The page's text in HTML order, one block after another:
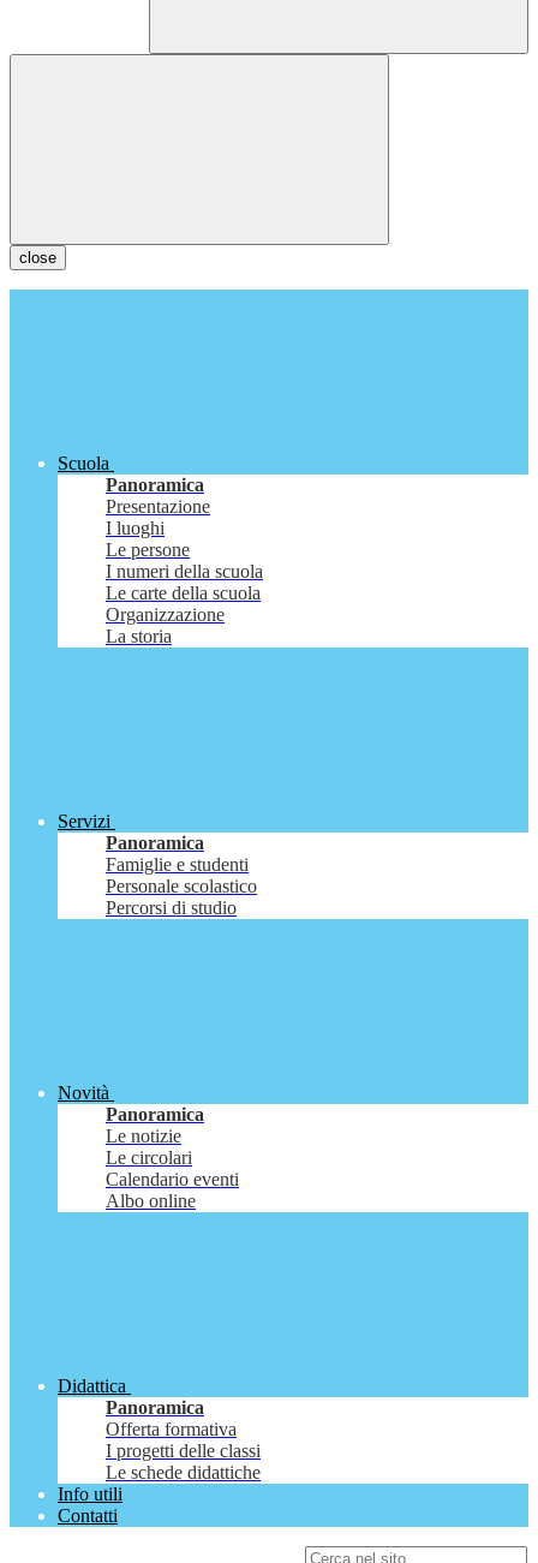
close
Scuola
Panoramica
Presentazione
I luoghi
Le persone
I numeri della scuola
Le carte della scuola
Organizzazione
La storia
Servizi
Panoramica
Famiglie e studenti
Personale scolastico
Percorsi di studio
Novità
Panoramica
Le notizie
Le circolari
Calendario eventi
Albo online
Didattica
Panoramica
Offerta formativa
I progetti delle classi
Le schede didattiche
Info utili
Contatti